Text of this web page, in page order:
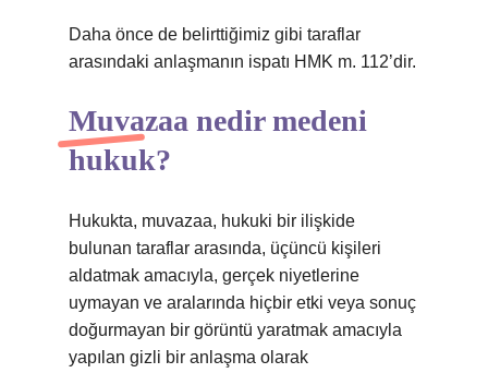
Daha önce de belirttiğimiz gibi taraflar
arasındaki anlaşmanın ispatı HMK m. 112’dir.
Muvazaa nedir medeni
hukuk?
Hukukta, muvazaa, hukuki bir ilişkide
bulunan taraflar arasında, üçüncü kişileri
aldatmak amacıyla, gerçek niyetlerine
uymayan ve aralarında hiçbir etki veya sonuç
doğurmayan bir görüntü yaratmak amacıyla
yapılan gizli bir anlaşma olarak